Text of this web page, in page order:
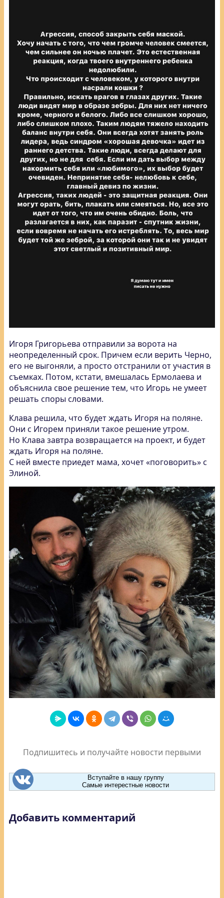
Игоря Григорьева отправили за ворота на
неопределенный срок. Причем если верить Черно,
его не выгоняли, а просто отстранили от участия в
съемках. Потом, кстати, вмешалась Ермолаева и
объяснила свое решение тем, что Игорь не умеет
решать споры словами.
Клава решила, что будет ждать Игоря на поляне.
Они с Игорем приняли такое решение утром.
Но Клава завтра возвращается на проект, и будет
ждать Игоря на поляне.
С ней вместе приедет мама, хочет «поговорить» с
Элиной.
Подпишитесь и получайте новости первыми
Вступайте в нашу группу
Самые интерестные новости
Добавить комментарий